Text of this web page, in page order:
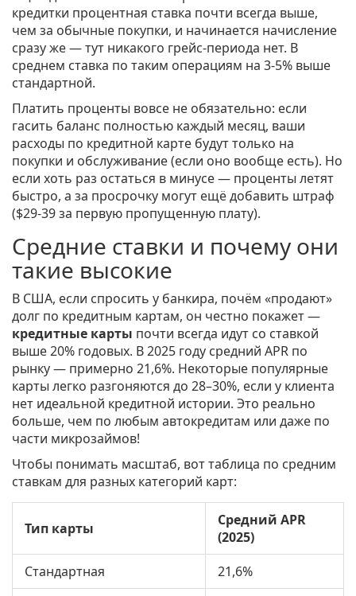
кредитки процентная ставка почти всегда выше,
чем за обычные покупки, и начинается начисление
сразу же — тут никакого грейс-периода нет. В
среднем ставка по таким операциям на 3-5% выше
стандартной.
Платить проценты вовсе не обязательно: если
гасить баланс полностью каждый месяц, ваши
расходы по кредитной карте будут только на
покупки и обслуживание (если оно вообще есть). Но
если хоть раз остаться в минусе — проценты летят
быстро, а за просрочку могут ещё добавить штраф
($29-39 за первую пропущенную плату).
Средние ставки и почему они
такие высокие
В США, если спросить у банкира, почём «продают»
долг по кредитным картам, он честно покажет —
кредитные карты почти всегда идут со ставкой
выше 20% годовых. В 2025 году средний APR по
рынку — примерно 21,6%. Некоторые популярные
карты легко разгоняются до 28–30%, если у клиента
нет идеальной кредитной истории. Это реально
больше, чем по любым автокредитам или даже по
части микрозаймов!
Чтобы понимать масштаб, вот таблица по средним
ставкам для разных категорий карт:
Тип карты
Средний APR
(2025)
Стандартная
21,6%